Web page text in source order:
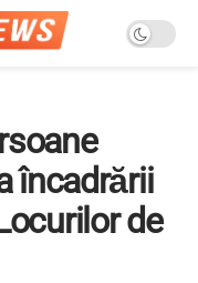
încadrării
de